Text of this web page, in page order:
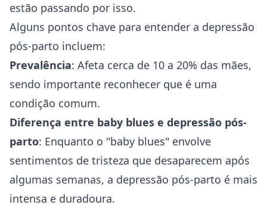
estão passando por isso.
Alguns pontos chave para entender a depressão
pós-parto incluem:
Prevalência: Afeta cerca de 10 a 20% das mães,
sendo importante reconhecer que é uma
condição comum.
Diferença entre baby blues e depressão pós-
parto: Enquanto o "baby blues" envolve
sentimentos de tristeza que desaparecem após
algumas semanas, a depressão pós-parto é mais
intensa e duradoura.